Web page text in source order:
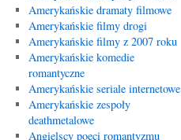
Amerykańskie dramaty filmowe
Amerykańskie filmy drogi
Amerykańskie filmy z 2007 roku
Amerykańskie komedie
romantyczne
Amerykańskie seriale internetowe
Amerykańskie zespoły
deathmetalowe
Angielscy poeci romantyzmu